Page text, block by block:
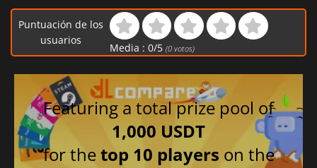
Puntuación de los
usuarios
Media : 0/5 (0votos)
Featuring a total prize pool of
1,000 USDT
for thetop 10 players on the